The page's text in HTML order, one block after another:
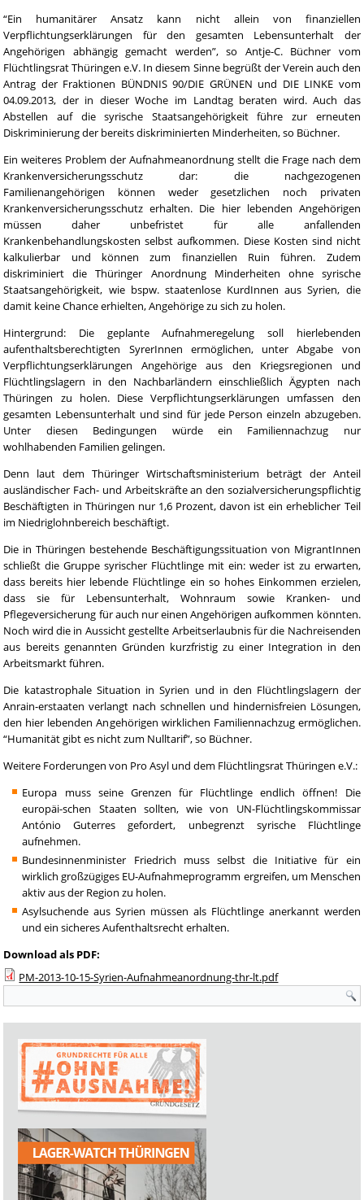
“Ein humanitärer Ansatz kann nicht allein von finanziellen
Verpflichtungserklärungen für den gesamten Lebensunterhalt der
Angehörigen abhängig gemacht werden”, so Antje-C. Büchner vom
Flüchtlingsrat Thüringen e.V. In diesem Sinne begrüßt der Verein auch den
Antrag der Fraktionen BÜNDNIS 90/DIE GRÜNEN und DIE LINKE vom
04.09.2013, der in dieser Woche im Landtag beraten wird. Auch das
Abstellen auf die syrische Staatsangehörigkeit führe zur erneuten
Diskriminierung der bereits diskriminierten Minderheiten, so Büchner.
Ein weiteres Problem der Aufnahmeanordnung stellt die Frage nach dem
Krankenversicherungsschutz dar: die nachgezogenen
Familienangehörigen können weder gesetzlichen noch privaten
Krankenversicherungsschutz erhalten. Die hier lebenden Angehörigen
müssen daher unbefristet für alle anfallenden
Krankenbehandlungskosten selbst aufkommen. Diese Kosten sind nicht
kalkulierbar und können zum finanziellen Ruin führen. Zudem
diskriminiert die Thüringer Anordnung Minderheiten ohne syrische
Staatsangehörigkeit, wie bspw. staatenlose KurdInnen aus Syrien, die
damit keine Chance erhielten, Angehörige zu sich zu holen.
Hintergrund: Die geplante Aufnahmeregelung soll hierlebenden
aufenthaltsberechtigten SyrerInnen ermöglichen, unter Abgabe von
Verpflichtungserklärungen Angehörige aus den Kriegsregionen und
Flüchtlingslagern in den Nachbarländern einschließlich Ägypten nach
Thüringen zu holen. Diese Verpflichtungserklärungen umfassen den
gesamten Lebensunterhalt und sind für jede Person einzeln abzugeben.
Unter diesen Bedingungen würde ein Familiennachzug nur
wohlhabenden Familien gelingen.
Denn laut dem Thüringer Wirtschaftsministerium beträgt der Anteil
ausländischer Fach- und Arbeitskräfte an den sozialversicherungspflichtig
Beschäftigten in Thüringen nur 1,6 Prozent, davon ist ein erheblicher Teil
im Niedriglohnbereich beschäftigt.
Die in Thüringen bestehende Beschäftigungssituation von MigrantInnen
schließt die Gruppe syrischer Flüchtlinge mit ein: weder ist zu erwarten,
dass bereits hier lebende Flüchtlinge ein so hohes Einkommen erzielen,
dass sie für Lebensunterhalt, Wohnraum sowie Kranken- und
Pflegeversicherung für auch nur einen Angehörigen aufkommen könnten.
Noch wird die in Aussicht gestellte Arbeitserlaubnis für die Nachreisenden
aus bereits genannten Gründen kurzfristig zu einer Integration in den
Arbeitsmarkt führen.
Die katastrophale Situation in Syrien und in den Flüchtlingslagern der
Anrain-erstaaten verlangt nach schnellen und hindernisfreien Lösungen,
den hier lebenden Angehörigen wirklichen Familiennachzug ermöglichen.
“Humanität gibt es nicht zum Nulltarif”, so Büchner.
Weitere Forderungen von Pro Asyl und dem Flüchtlingsrat Thüringen e.V.:
Europa muss seine Grenzen für Flüchtlinge endlich öffnen! Die
europäi-schen Staaten sollten, wie von UN-Flüchtlingskommissar
António Guterres gefordert, unbegrenzt syrische Flüchtlinge
aufnehmen.
Bundesinnenminister Friedrich muss selbst die Initiative für ein
wirklich großzügiges EU-Aufnahmeprogramm ergreifen, um Menschen
aktiv aus der Region zu holen.
Asylsuchende aus Syrien müssen als Flüchtlinge anerkannt werden
und ein sicheres Aufenthaltsrecht erhalten.
Download als PDF:
PM-2013-10-15-Syrien-Aufnahmeanordnung-thr-lt.pdf
Suchformular